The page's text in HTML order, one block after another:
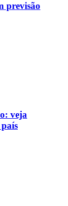
previsão
veja